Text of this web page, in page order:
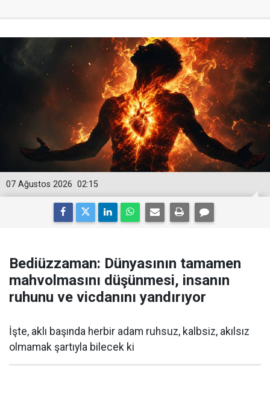
02:15
07 Ağustos 2026
Bediüzzaman: Dünyasının tamamen
mahvolmasını düşünmesi, insanın
ruhunu ve vicdanını yandırıyor
İşte, aklı başında herbir adam ruhsuz, kalbsiz, akılsız
olmamak şartıyla bilecek ki